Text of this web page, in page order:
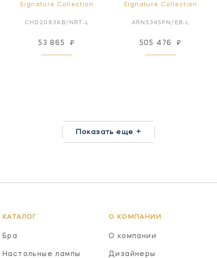
Signature Collection
CHD2083AB/NRT-L
53 865 ₽
Signature Collection
ARN5345PN/EB-L
505 476 ₽
Показать еще +
КАТАЛОГ
Бра
Настольные лампы
О КОМПАНИИ
О компании
Дизайнеры